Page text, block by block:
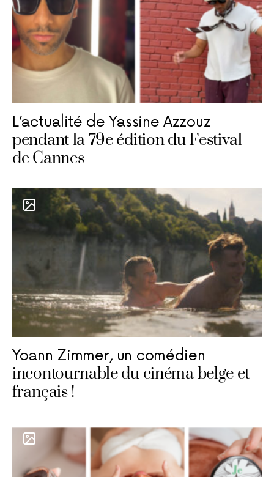
L’actualité de Yassine Azzouz
pendant la 79e édition du Festival
de Cannes
Yoann Zimmer, un comédien
incontournable du cinéma belge et
français !